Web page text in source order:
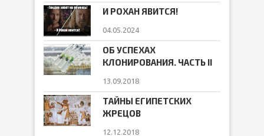
И РОХАН ЯВИТСЯ!
04.05.2024
ОБ УСПЕХАХ
КЛОНИРОВАНИЯ. ЧАСТЬ II
13.09.2018
ТАЙНЫ ЕГИПЕТСКИХ
ЖРЕЦОВ
12.12.2018